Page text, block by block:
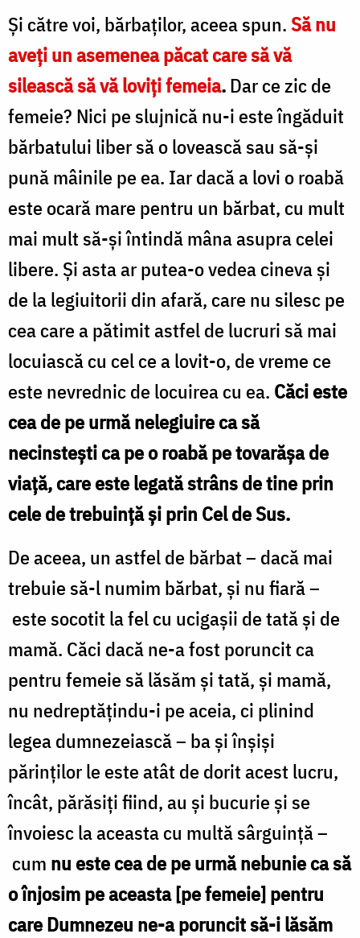
Şi către voi, bărbaţilor, aceea spun.Să nu
aveţi un asemenea păcat care să vă
silească să vă loviţi femeia.Dar ce zic de
femeie? Nici pe slujnică nu-i este îngăduit
bărbatului liber să o lovească sau să-şi
pună mâinile pe ea. Iar dacă a lovi o roabă
este ocară mare pentru un bărbat, cu mult
mai mult să-și întindă mâna asupra celei
libere. Şi asta ar putea-o vedea cineva şi
de la legiuitorii din afară, care nu silesc pe
cea care a pătimit astfel de lucruri să mai
locuiască cu cel ce a lovit-o, de vreme ce
este nevrednic de locuirea cu ea. Căci este
cea de pe urmă nelegiuire ca să
necinsteşti ca pe o roabă pe tovarăşa de
viaţă, care este legată strâns de tine prin
cele de trebuinţă şi prin Cel de Sus.
De aceea, un astfel de bărbat – dacă mai
trebuie să-l numim bărbat, şi nu fiară –
este socotit la fel cu ucigaşii de tată şi de
mamă. Căci dacă ne-a fost poruncit ca
pentru femeie să lăsăm şi tată, şi mamă,
nu nedreptăţindu-i pe aceia, ci plinind
legea dumnezeiască – ba şi înşişi
părinţilor le este atât de dorit acest lucru,
încât, părăsiţi fiind, au şi bucurie şi se
învoiesc la aceasta cu multă sârguinţă –
cum nu este cea de pe urmă nebunie ca să
o înjosim pe aceasta [pe femeie] pentru
care Dumnezeu ne-a poruncit să-i lăsăm